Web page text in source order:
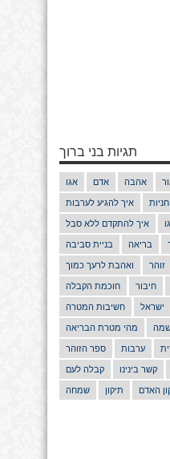
תגיות בני ברוך
אגו אדם אהבה
איך להגיע לערבות
איך להתקדם ללא סבל
בניית סביבה בריאה
ואהבת לרעך כמוך זוהר
חוכמת הקבלה חיבור
חשיבות המטרה ישראל
מהי מטרת הבריאה
ספר הזוהר ערבות
קבלה לעם קשר בינינו
שמחה תיקון האדם